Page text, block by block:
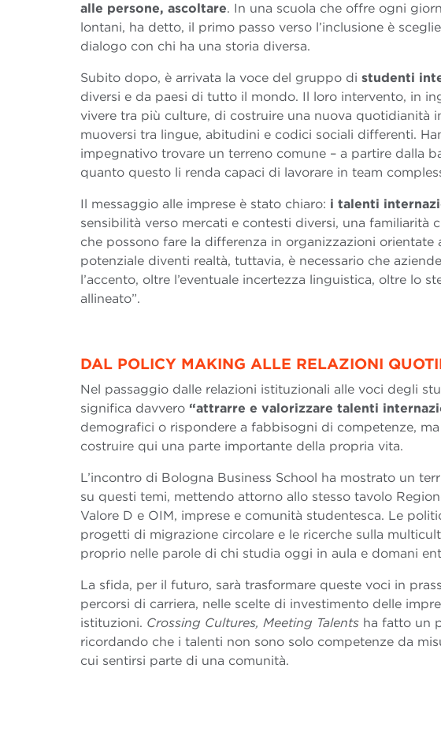
alle persone, ascoltare. In una scuola che offre ogni
lontani, ha detto, il primo passo verso l’inclusione è
dialogo con chi ha una storia diversa.
Subito dopo, è arrivata la voce del gruppo di studenti
diversi e da paesi di tutto il mondo. Il loro intervento, in
vivere tra più culture, di costruire una nuova quotidianità
muoversi tra lingue, abitudini e codici sociali differenti.
impegnativo trovare un terreno comune – a partire dalla
quanto questo li renda capaci di lavorare in team
Il messaggio alle imprese è stato chiaro: i talenti
sensibilità verso mercati e contesti diversi, una
che possono fare la differenza in organizzazioni orientate
potenziale diventi realtà, tuttavia, è necessario che
l’accento, oltre l’eventuale incertezza linguistica, oltre lo
allineato”.
DAL POLICY MAKING ALLE RELAZIONI
Nel passaggio dalle relazioni istituzionali alle voci degli
significa davvero “attrarre e valorizzare talenti
demografici o rispondere a fabbisogni di competenze,
costruire qui una parte importante della propria vita.
L’incontro di Bologna Business School ha mostrato un
su questi temi, mettendo attorno allo stesso tavolo
Valore D e OIM, imprese e comunità studentesca. Le
progetti di migrazione circolare e le ricerche sulla
proprio nelle parole di chi studia oggi in aula e domani
La sfida, per il futuro, sarà trasformare queste voci in
percorsi di carriera, nelle scelte di investimento delle
istituzioni. Crossing Cultures, Meeting Talents ha fatto un
ricordando che i talenti non sono solo competenze da
cui sentirsi parte di una comunità.